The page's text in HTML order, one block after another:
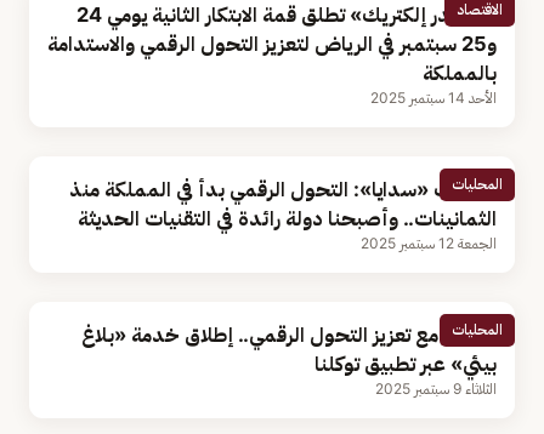
الاقتصاد
«شنايدر إلكتريك» تطلق قمة الابتكار الثانية يومي 24
و25 سبتمبر في الرياض لتعزيز التحول الرقمي والاستدامة
بالمملكة
الأحد 14 سبتمبر 2025
المحليات
متحدث «سدايا»: التحول الرقمي بدأ في المملكة منذ
الثمانينات.. وأصبحنا دولة رائدة في التقنيات الحديثة
الجمعة 12 سبتمبر 2025
المحليات
تماشيًا مع تعزيز التحول الرقمي.. إطلاق خدمة «بلاغ
بيئي» عبر تطبيق توكلنا
الثلاثاء 9 سبتمبر 2025